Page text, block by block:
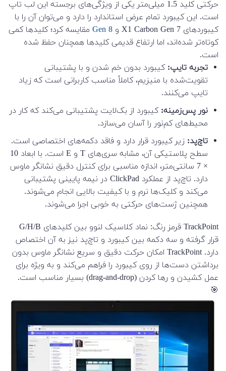
حرکتی کلید 1.5 میلی‌متر یکی از ویژگی‌های برجسته این لب تاپ
است. این کیبورد تمام عرض استاندارد را دارد و می‌توان آن را با
کیبوردهای X1 Carbon Gen 7 و
مقایسه کرد؛ کلیدها کمی
کوتاه‌تر شده‌اند، اما ارتفاع قدیمی کلیدها همچنان حفظ شده
است.
تجربه تایپ: کیبورد بدون خم شدن و با پشتیبانی
تقویت‌شده با منیزیم، کاملاً مناسب کاربرانی است که زیاد
تایپ می‌کنند.
نور پس‌زمینه: کیبورد از بک‌لایت پشتیبانی می‌کند که کار در
محیط‌های کم‌نور را آسان می‌سازد.
تاچ‌پد: زیر کیبورد قرار دارد و فاقد دکمه‌های اختصاصی است.
سطح پلاستیکی آن، مشابه سری‌های T و E است. با ابعاد 10
× 7 سانتی‌متر، اندازه مناسبی برای کنترل دقیق نشانگر ماوس
دارد. تاچ‌پد از عملکرد ClickPad در نیمه پایینی پشتیبانی
می‌کند و کلیک‌ها نرم و با کیفیت بالایی انجام می‌شوند.
همچنین ژست‌های حرکتی به خوبی اجرا می‌شوند.
TrackPoint قرمز رنگ: نماد کلاسیک لنوو بین کلیدهای G/H/B
قرار گرفته و سه دکمه بین کیبورد و تاچ‌پد نیز به آن اختصاص
دارد. TrackPoint امکان حرکت دقیق و سریع نشانگر ماوس بدون
برداشتن دست‌ها از روی کیبورد را فراهم می‌کند و به ویژه برای
عمل کشیدن و رها کردن (drag-and-drop) بسیار مناسب است.
🎯